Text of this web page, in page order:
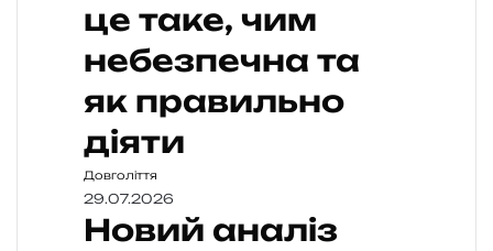
це таке, чим
небезпечна та
як правильно
діяти
Довголіття
29.07.2026
Новий аналіз